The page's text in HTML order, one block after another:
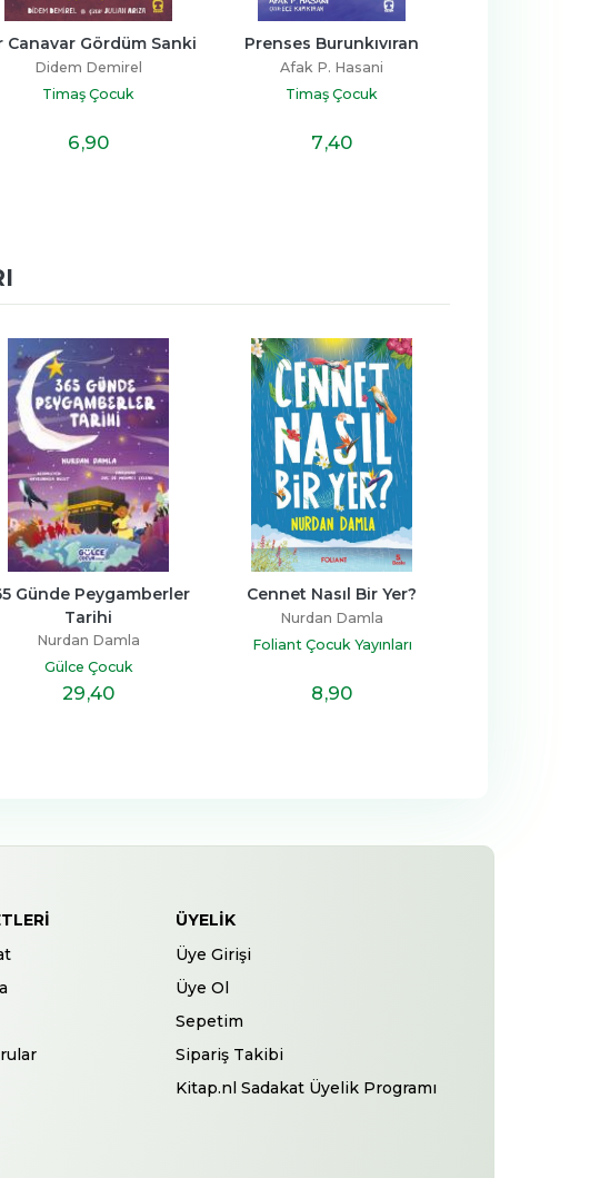
Canavar Gördüm Sanki
Didem Demirel
Timaş Çocuk
6,90
Prenses Burunkıvıran
Afak P. Hasani
Timaş Çocuk
7,40
Günde Peygamberler
Tarihi
Nurdan Damla
Gülce Çocuk
29,40
Cennet Nasıl Bir Yer?
Nurdan Damla
Foliant Çocuk Yayınları
8,90
ÜYELIK
Üye Girişi
Üye Ol
Sepetim
Sipariş Takibi
Kitap.nl Sadakat Üyelik Programı